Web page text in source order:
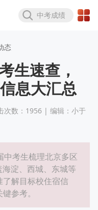
中考成绩
态
生速查，
息大汇总
次数：1956 | 编辑：小于
中考生梳理北京多区
淀、西城、东城等
解目标校住宿信
参考。